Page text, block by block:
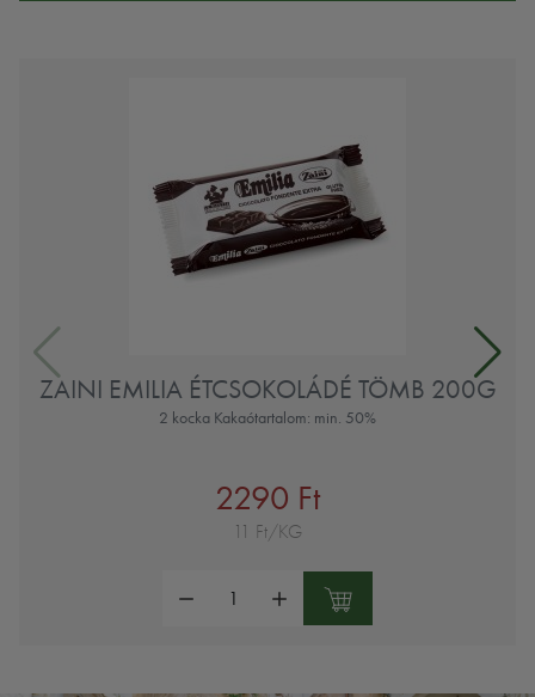
ZAINI EMILIA ÉTCSOKOLÁDÉ TÖMB 200G
2 kocka Kakaótartalom: min. 50%
2290 Ft
11 Ft/KG